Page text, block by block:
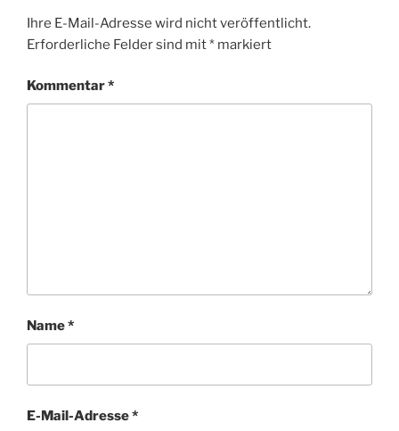
Ihre E-Mail-Adresse wird nicht veröffentlicht.
Erforderliche Felder sind mit* markiert
Kommentar*
Name*
E-Mail-Adresse*